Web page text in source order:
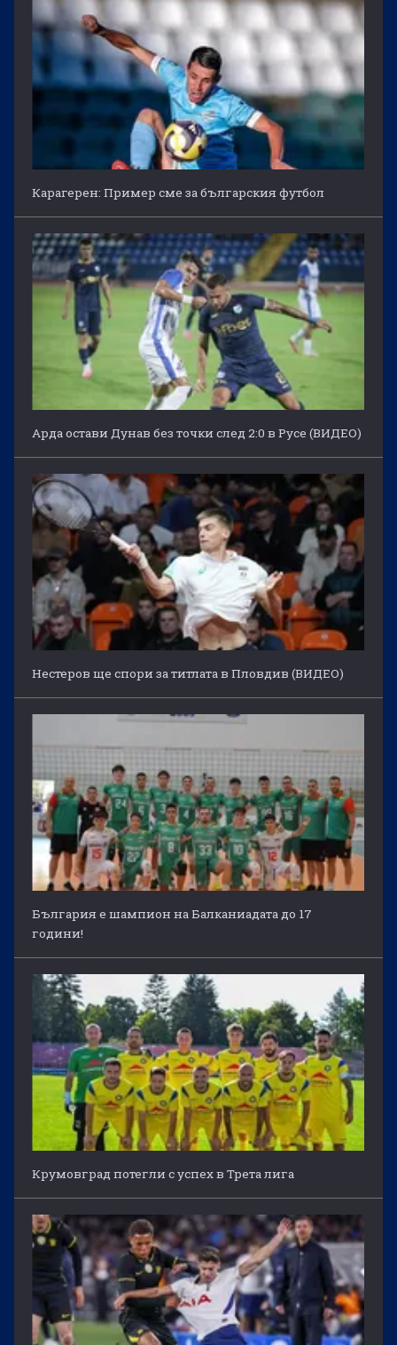
Карагерен: Пример сме за българския футбол
Арда остави Дунав без точки след 2:0 в Русе (ВИДЕО)
Нестеров ще спори за титлата в Пловдив (ВИДЕО)
България е шампион на Балканиадата до 17
години!
Крумовград потегли с успех в Трета лига